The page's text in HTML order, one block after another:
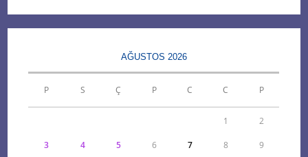
AĞUSTOS 2026
P S Ç P C C P
1 2
3 4 5 6 7 8 9